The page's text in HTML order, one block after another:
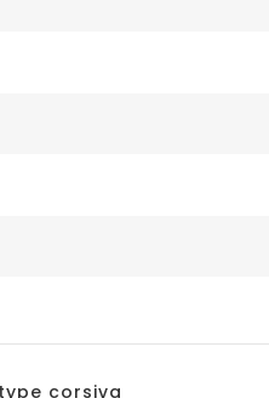
corsiva